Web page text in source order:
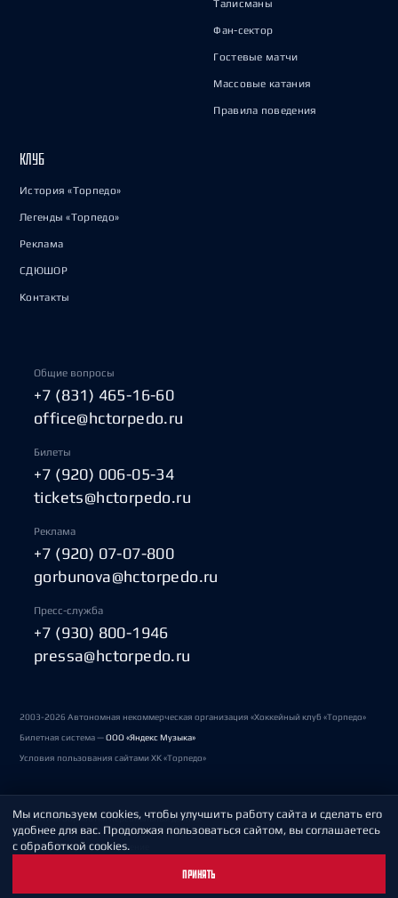
Талисманы
Фан-сектор
Гостевые матчи
Массовые катания
Правила поведения
КЛУБ
История «Торпедо»
Легенды «Торпедо»
Реклама
СДЮШОР
Контакты
Общие вопросы
+7 (831) 465-16-60
office@hctorpedo.ru
Билеты
+7 (920) 006-05-34
tickets@hctorpedo.ru
Реклама
+7 (920) 07-07-800
gorbunova@hctorpedo.ru
Пресс-служба
+7 (930) 800-1946
pressa@hctorpedo.ru
2003-2026 Автономная некоммерческая организация «Хоккейный клуб «Торпедо»
Билетная система —ООО «Яндекс Музыка»
Условия пользования сайтами ХК «Торпедо»
Политика обработки персональных данных
Пользовательское соглашение
Мы используем cookies, чтобы улучшить работу сайта и сделать его
удобнее для вас. Продолжая пользоваться сайтом, вы соглашаетесь
с обработкой cookies.
ПРИНЯТЬ